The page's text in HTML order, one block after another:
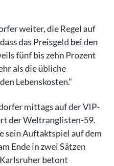
weiter, die Regel auf
das Preisgeld bei den
fünf bis zehn Prozent
als die übliche
Lebenskosten.“
mittags auf der VIP-
der Weltranglisten-59.
sein Auftaktspiel auf dem
Ende in zwei Sätzen
betont